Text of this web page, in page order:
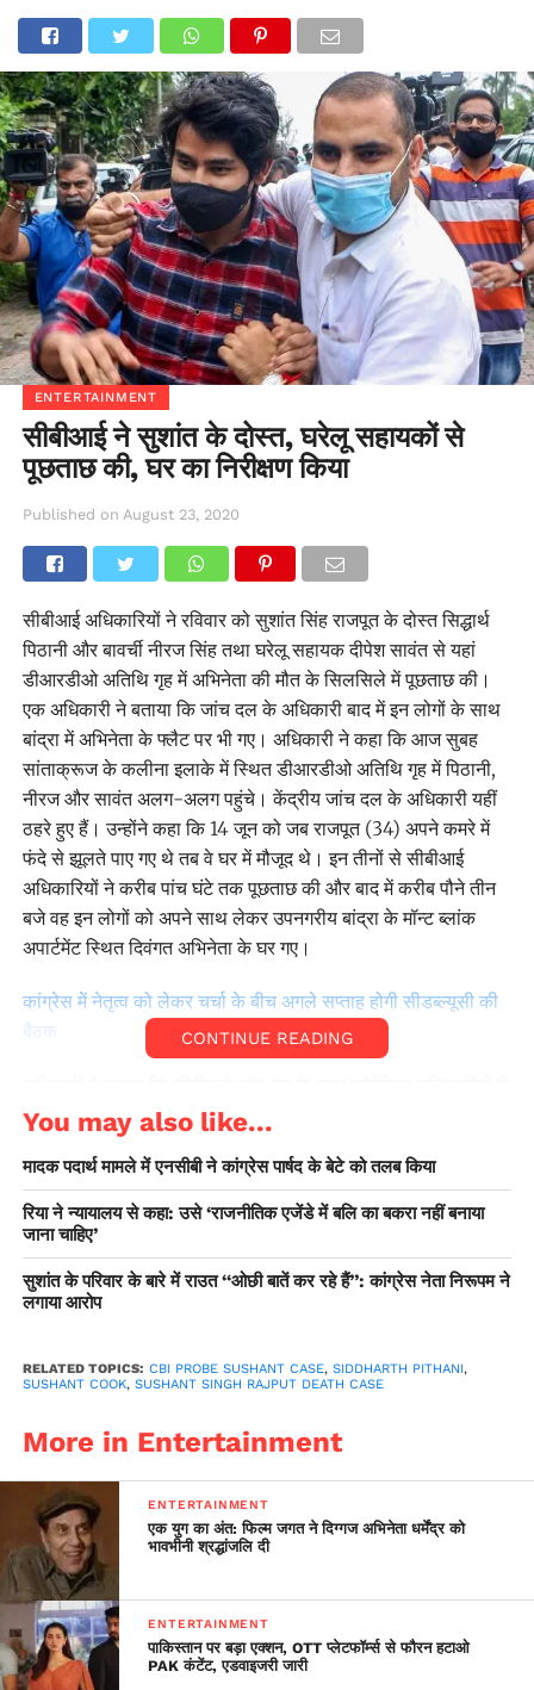
ENTERTAINMENT
सीबीआई ने सुशांत के दोस्त, घरेलू सहायकों से
पूछताछ की, घर का निरीक्षण किया
Published on August 23, 2020
सीबीआई अधिकारियों ने रविवार को सुशांत सिंह राजपूत के दोस्त सिद्धार्थ
पिठानी और बावर्ची नीरज सिंह तथा घरेलू सहायक दीपेश सावंत से यहां
डीआरडीओ अतिथि गृह में अभिनेता की मौत के सिलसिले में पूछताछ की।
एक अधिकारी ने बताया कि जांच दल के अधिकारी बाद में इन लोगों के साथ
बांद्रा में अभिनेता के फ्लैट पर भी गए। अधिकारी ने कहा कि आज सुबह
सांताक्रूज के कलीना इलाके में स्थित डीआरडीओ अतिथि गृह में पिठानी,
नीरज और सावंत अलग-अलग पहुंचे। केंद्रीय जांच दल के अधिकारी यहीं
ठहरे हुए हैं। उन्होंने कहा कि 14 जून को जब राजपूत (34) अपने कमरे में
फंदे से झूलते पाए गए थे तब वे घर में मौजूद थे। इन तीनों से सीबीआई
अधिकारियों ने करीब पांच घंटे तक पूछताछ की और बाद में करीब पौने तीन
बजे वह इन लोगों को अपने साथ लेकर उपनगरीय बांद्रा के मॉन्ट ब्लांक
अपार्टमेंट स्थित दिवंगत अभिनेता के घर गए।
कांग्रेस में नेतृत्व को लेकर चर्चा के बीच अगले सप्ताह होगी सीडब्ल्यूसी की
बैठक
भी राजपूत के घर का मुआयना किया। उन्होंने कहा कि अभिनेता के घर पर
मुंबई पुलिस के अधिकारी भी मौजूद थे। शनिवार को भी सीबीआई का दल
पिठानी, नीरज और सावंत के साथ राजपूत के मृत मिलने से पहले के
घटनाक्रम की कड़ियों को जोड़ने के लिये अभिनेता के बांद्रा स्थित घर
पहुंचा था। सीबीआई के एक अन्य दल ने शनिवार को सरकारी कूपर
अस्पताल का भी दौरा किया था जहां राजपूत के शव का पोस्टमार्टम हुआ
था। सीबीआई का एक अन्य दल बांद्रा पुलिस स्टेशन पहुंचा था ताकि पूर्व में
पिठानी और नीरज के बयान दर्ज किये थे।
CONTINUE READING
You may also like...
मादक पदार्थ मामले में एनसीबी ने कांग्रेस पार्षद के बेटे को तलब किया
रिया ने न्यायालय से कहा: उसे ‘राजनीतिक एजेंडे में बलि का बकरा नहीं बनाया
जाना चाहिए’
सुशांत के परिवार के बारे में राउत ‘‘ओछी बातें कर रहे हैं’’: कांग्रेस नेता निरूपम ने
लगाया आरोप
RELATED TOPICS: CBI PROBE SUSHANT CASE, SIDDHARTH PITHANI,
SUSHANT COOK, SUSHANT SINGH RAJPUT DEATH CASE
More in Entertainment
ENTERTAINMENT
एक युग का अंत: फिल्म जगत ने दिग्गज अभिनेता धर्मेंद्र को
भावभीनी श्रद्धांजलि दी
ENTERTAINMENT
पाकिस्तान पर बड़ा एक्शन, OTT प्लेटफॉर्म्स से फौरन हटाओ
PAK कंटेंट, एडवाइजरी जारी